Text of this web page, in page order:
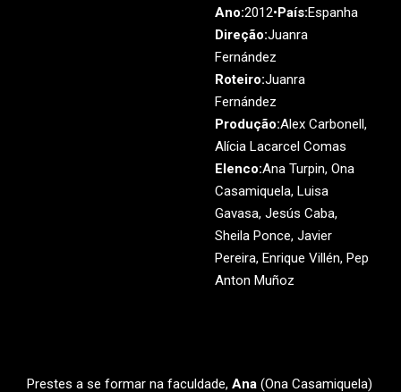
Ano:2012•País:Espanha
Direção:Juanra
Fernández
Roteiro:Juanra
Fernández
Produção:Alex Carbonell,
Alícia Lacarcel Comas
Elenco:Ana Turpin, Ona
Casamiquela, Luisa
Gavasa, Jesús Caba,
Sheila Ponce, Javier
Pereira, Enrique Villén, Pep
Anton Muñoz
Prestes a se formar na faculdade, Ana (Ona Casamiquela)